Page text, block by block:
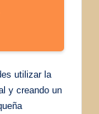
utilizar la
y creando un